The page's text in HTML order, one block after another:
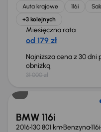
Auta krajowe 116i
+3 kolejnych
Miesięczna rata
od 179 zł
Najniższa cena z 30 dni
obniżką
31 000 zł
Taniej o 500 zł
BMW 116i
2016130 801 kmBenzyna116i